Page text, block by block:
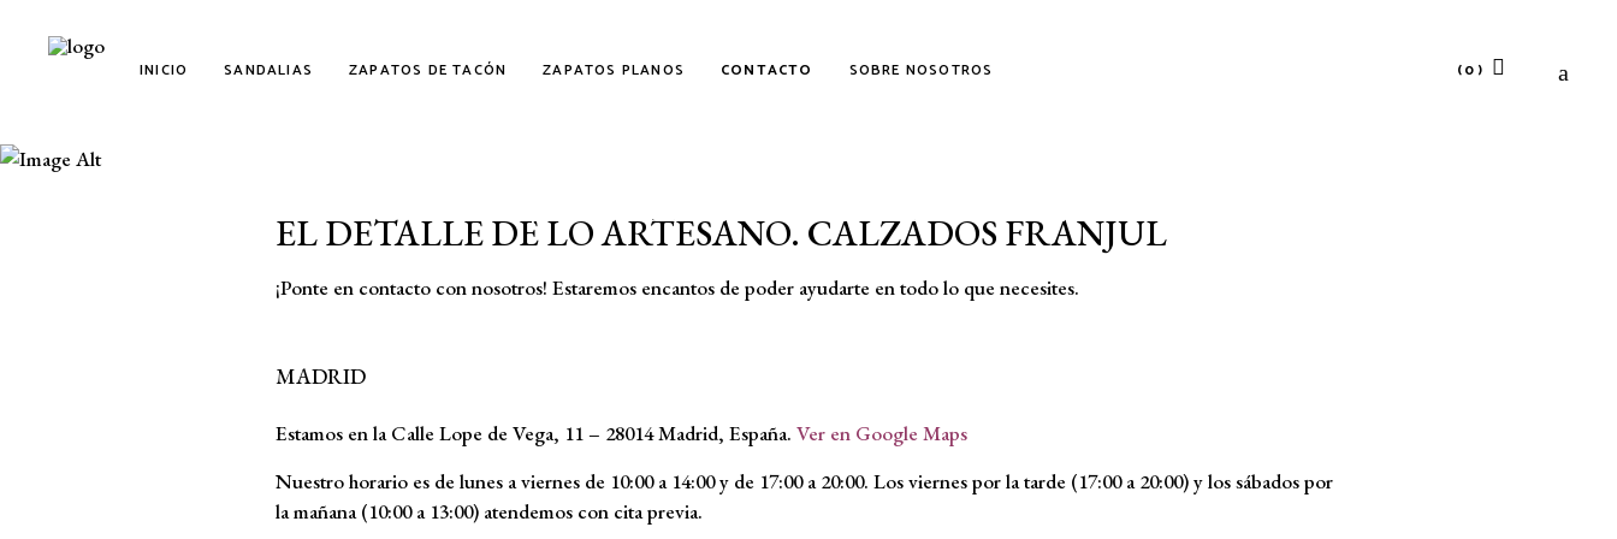
INICIO SANDALIAS ZAPATOS DE TACÓN ZAPATOS PLANOS CONTACTO SOBRE NOSOTROS (0)
ponerte en contacto con nosotros o concertar una cita.
EL DETALLE DE LO ARTESANO. CALZADOS FRANJUL
¡Ponte en contacto con nosotros! Estaremos encantos de poder ayudarte en todo lo que necesites.
MADRID
Estamos en la Calle Lope de Vega, 11 – 28014 Madrid, España. Ver en Google Maps
Nuestro horario es de lunes a viernes de 10:00 a 14:00 y de 17:00 a 20:00. Los viernes por la tarde (17:00 a 20:00) y los sábados por
la mañana (10:00 a 13:00) atendemos con cita previa.